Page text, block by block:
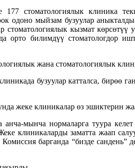
стоматологиялык клиника
мыйзам бузуулар
кызмат
орто билимдүү стоматологдор
жана стоматологиялык
бузуулар катталса, бирөө
жеке клиникалар өз эшиктерин
мынча нормаларга туура
клиникаларды заматта жаап
барганда “бизде сандень”